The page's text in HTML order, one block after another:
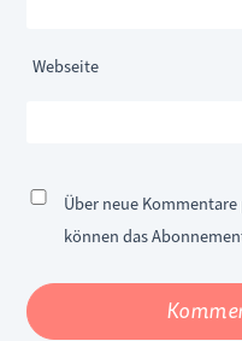
Webseite
Über neue
können das